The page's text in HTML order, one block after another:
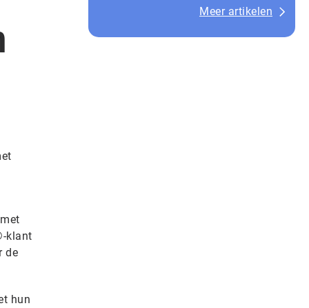
klant
de
hun
Meer artikelen